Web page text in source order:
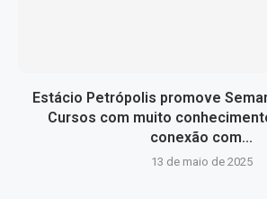
Estácio Petrópolis promove
Cursos com muito
conexão com...
13 de maio de 2025